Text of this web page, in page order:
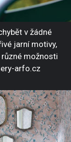
v žádné
jarní motivy,
možnosti
arfo.cz